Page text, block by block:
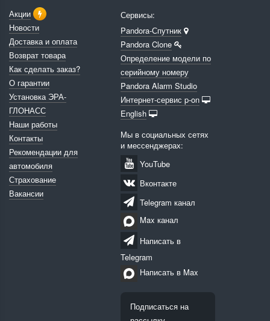
Акции
Новости
Доставка и оплата
Возврат товара
Как сделать заказ?
О гарантии
Установка ЭРА-
ГЛОНАСС
Наши работы
Контакты
Рекомендации для
автомобиля
Страхование
Вакансии
Сервисы:
Pandora-Спутник
Pandora Clone
Определение модели по
серийному номеру
Pandora Alarm Studio
Интернет-сервис p-on
English
Мы в социальных сетях
и мессенджерах:
YouTube
Вконтакте
Telegram канал
Max канал
Написать в
Telegram
Написать в Max
Подписаться на